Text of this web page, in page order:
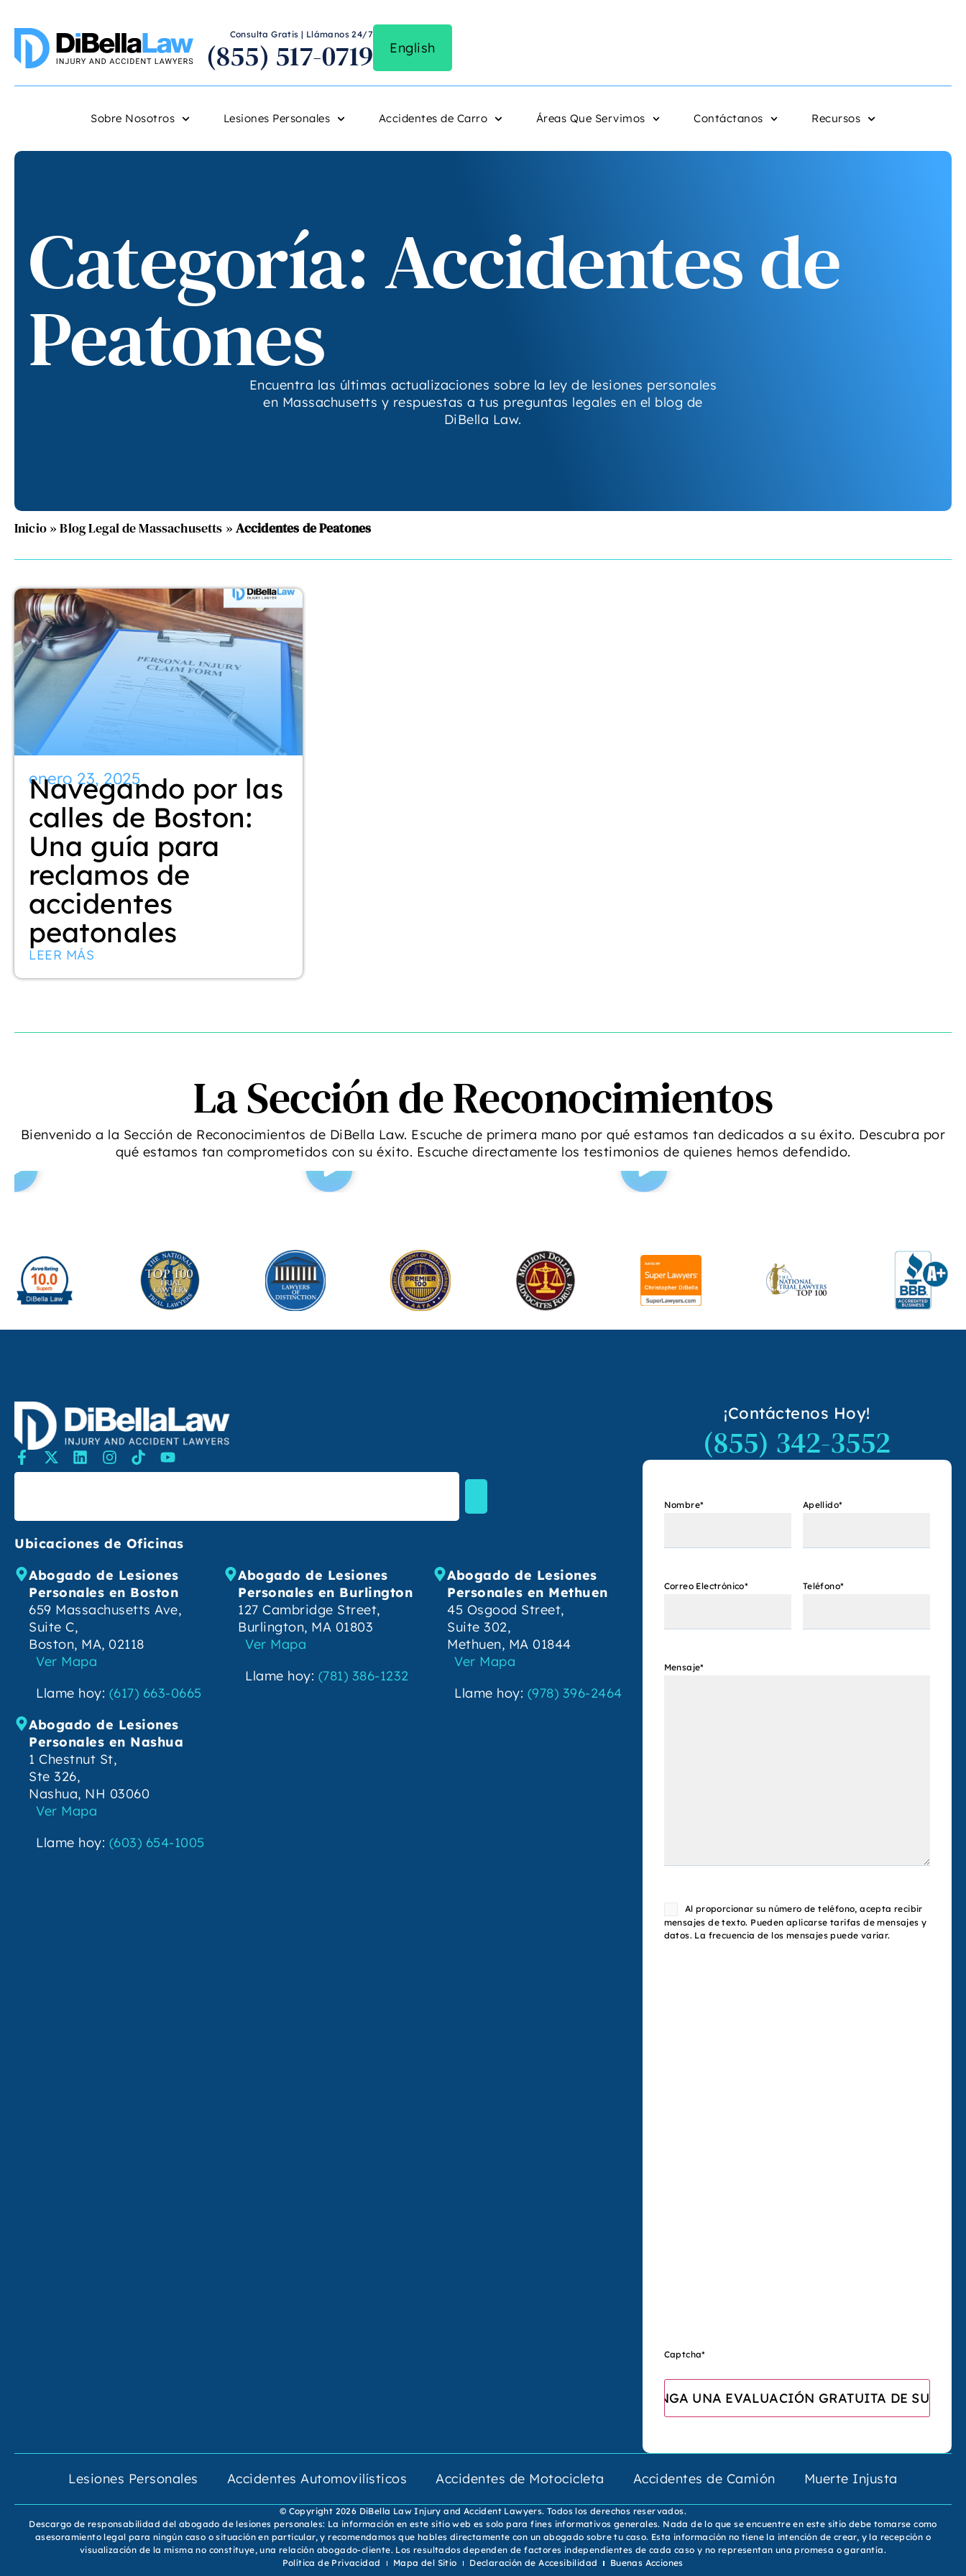
Consulta Gratis | Llámanos 24/7
(855) 517-0719 English
Sobre Nosotros Lesiones Personales Accidentes de Carro Áreas Que Servimos Contáctanos Recursos
Categoría: Accidentes de
PeatonesEncuentra las últimas actualizaciones sobre la ley de lesiones personales
en Massachusetts y respuestas a tus preguntas legales en el blog de
DiBella Law.
Inicio»Blog Legal de Massachusetts » Accidentes de Peatones
enero 23, 2025
Navegando por las
calles de Boston:
Una guía para
reclamos de
accidentes
peatonales
LEER MÁS
La Sección de Reconocimientos
Bienvenido a la Sección de Reconocimientos de DiBella Law. Escuche de primera mano por qué estamos tan dedicados a su éxito. Descubra por
qué estamos tan comprometidos con su éxito. Escuche directamente los testimonios de quienes hemos defendido.
Buscar
Ubicaciones de Oficinas
Abogado de Lesiones
Personales en Boston
659 Massachusetts Ave,
Suite C,
Boston, MA, 02118
Ver Mapa
Llame hoy: (617) 663-0665
Abogado de Lesiones
Personales en Burlington
127 Cambridge Street,
Burlington, MA 01803
Ver Mapa
Llame hoy: (781) 386-1232
Abogado de Lesiones
Personales en Methuen
45 Osgood Street,
Suite 302,
Methuen, MA 01844
Ver Mapa
Llame hoy: (978) 396-2464
Abogado de Lesiones
Personales en Nashua
1 Chestnut St,
Ste 326,
Nashua, NH 03060
Ver Mapa
Llame hoy: (603) 654-1005
¡Contáctenos Hoy!
(855) 342-3552
Nombre* Apellido*
Correo Electrónico* Teléfono*
Mensaje*
ConsentAl proporcionar su número de teléfono, acepta recibir
mensajes de texto. Pueden aplicarse tarifas de mensajes y
datos. La frecuencia de los mensajes puede variar.
Captcha*
Lesiones Personales Accidentes Automovilísticos Accidentes de Motocicleta Accidentes de Camión Muerte Injusta
© Copyright 2026 DiBella Law Injury and Accident Lawyers. Todos los derechos reservados.
Descargo de responsabilidad del abogado de lesiones personales: La información en este sitio web es solo para fines informativos generales. Nada de lo que se encuentre en este sitio debe tomarse como
asesoramiento legal para ningún caso o situación en particular, y recomendamos que hables directamente con un abogado sobre tu caso. Esta información no tiene la intención de crear, y la recepción o
visualización de la misma no constituye, una relación abogado-cliente. Los resultados dependen de factores independientes de cada caso y no representan una promesa o garantía.
Política de Privacidad
Mapa del Sitio Declaración de Accesibilidad Buenas Acciones